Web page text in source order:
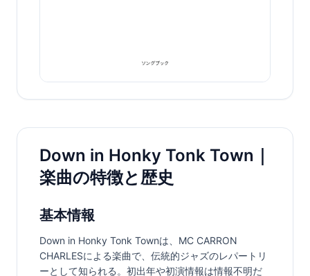
Down in Honky Tonk Town｜
楽曲の特徴と歴史
基本情報
Down in Honky Tonk Townは、MC CARRON
CHARLESによる楽曲で、伝統的ジャズのレパートリ
ーとして知られる。初出年や初演情報は情報不明だ